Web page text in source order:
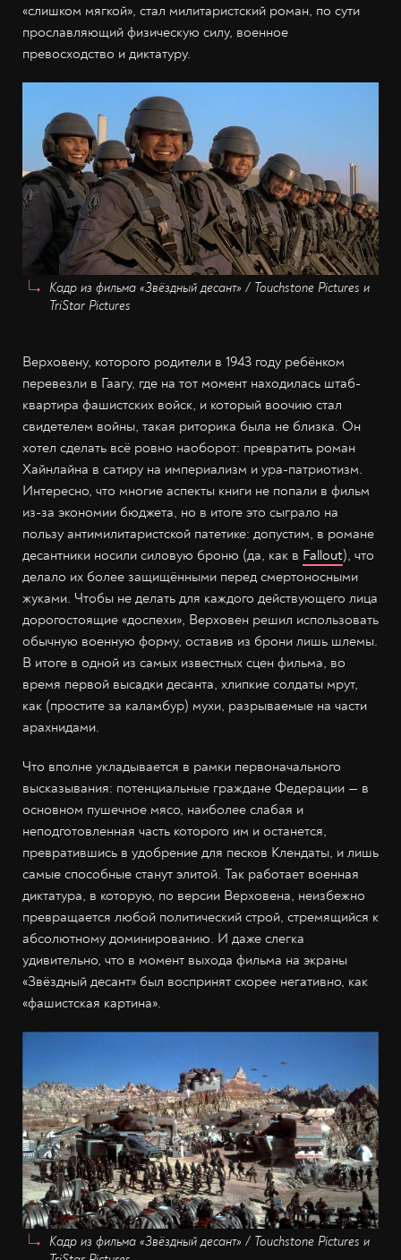
«слишком мягкой», стал милитаристский роман, по сути
прославляющий физическую силу, военное
превосходство и диктатуру.
Кадр из фильма «Звёздный десант» / Touchstone Pictures и
TriStar Pictures
Верховену, которого родители в 1943 году ребёнком
перевезли в Гаагу, где на тот момент находилась штаб-
квартира фашистских войск, и который воочию стал
свидетелем войны, такая риторика была не близка. Он
хотел сделать всё ровно наоборот: превратить роман
Хайнлайна в сатиру на империализм и ура-патриотизм.
Интересно, что многие аспекты книги не попали в фильм
из-за экономии бюджета, но в итоге это сыграло на
пользу антимилитаристской патетике: допустим, в романе
десантники носили силовую броню (да, как в Fallout), что
делало их более защищёнными перед смертоносными
жуками. Чтобы не делать для каждого действующего лица
дорогостоящие «доспехи», Верховен решил использовать
обычную военную форму, оставив из брони лишь шлемы.
В итоге в одной из самых известных сцен фильма, во
время первой высадки десанта, хлипкие солдаты мрут,
как (простите за каламбур) мухи, разрываемые на части
арахнидами.
Что вполне укладывается в рамки первоначального
высказывания: потенциальные граждане Федерации — в
основном пушечное мясо, наиболее слабая и
неподготовленная часть которого им и останется,
превратившись в удобрение для песков Клендаты, и лишь
самые способные станут элитой. Так работает военная
диктатура, в которую, по версии Верховена, неизбежно
превращается любой политический строй, стремящийся к
абсолютному доминированию. И даже слегка
удивительно, что в момент выхода фильма на экраны
«Звёздный десант» был воспринят скорее негативно, как
«фашистская картина».
Кадр из фильма «Звёздный десант» / Touchstone Pictures и